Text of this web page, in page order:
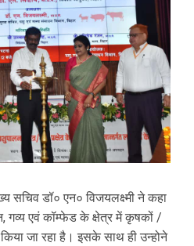
सचिव डॉ० एन० विजयलक्ष्मी ने कहा
गव्य एवं कॉम्फेड के क्षेत्र में कृषकों /
किया जा रहा है। इसके साथ ही उन्होने